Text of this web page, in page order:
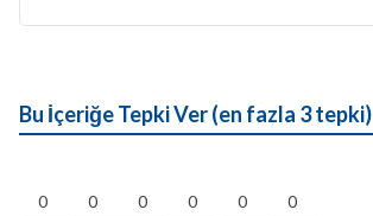
Bu İçeriğe Tepki Ver (en fazla 3 tepki)
0 0 0 0 0 0